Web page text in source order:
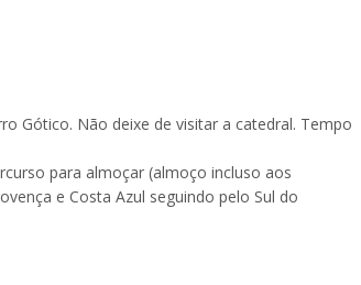
Gótico. Não deixe de visitar a catedral. Tempo
para almoçar (almoço incluso aos
e Costa Azul seguindo pelo Sul do